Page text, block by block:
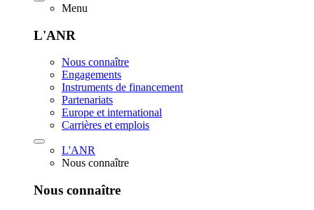
Menu
L'ANR
Nous connaître
Engagements
Instruments de financement
Partenariats
Europe et international
Carrières et emplois
L'ANR
Nous connaître
Nous connaître